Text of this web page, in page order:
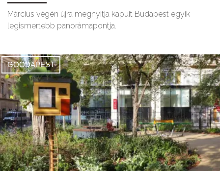
Március végén újra megnyitja kapuit Budapest egyik
legismertebb panorámapontja.
GOODAPEST